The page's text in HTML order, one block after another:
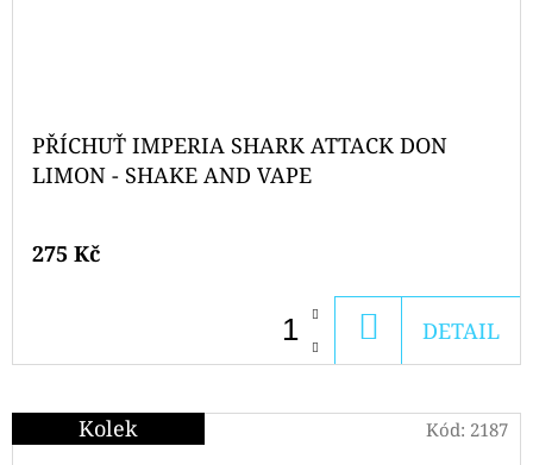
PŘÍCHUŤ IMPERIA SHARK ATTACK DON
LIMON - SHAKE AND VAPE
275 Kč
KOŠÍKU
DETAIL
Kolek Kód: 2187